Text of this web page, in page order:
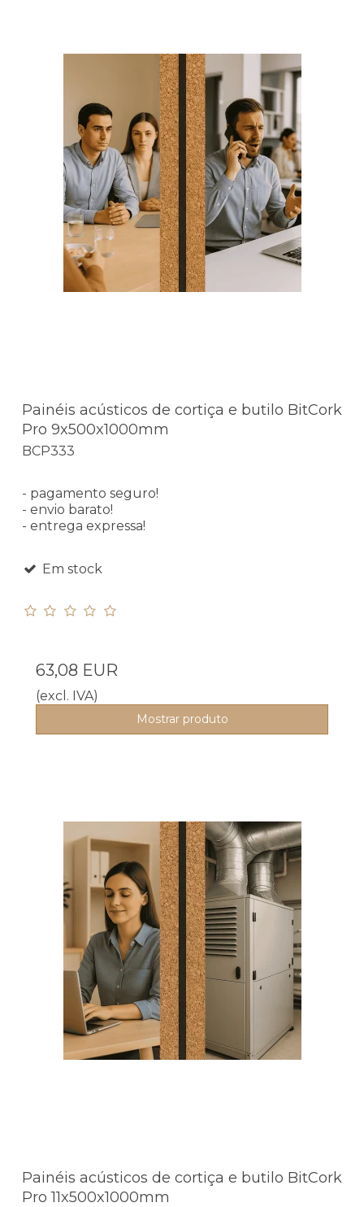
Painéis acústicos de cortiça e butilo BitCork
Pro 9x500x1000mm
BCP333
- pagamento seguro!
- envio barato!
- entrega expressa!
Em stock
63,08 EUR
(excl. IVA)
Mostrar produto
Painéis acústicos de cortiça e butilo BitCork
Pro 11x500x1000mm